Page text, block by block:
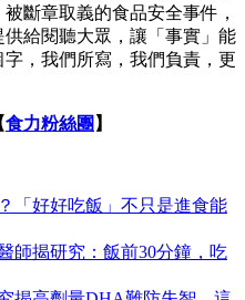
斷章取義的食品安全事件，
給閱聽大眾，讓「事實」能
，我們所寫，我們負責，更
食力粉絲團 】
「好好吃飯」不只是進食能
師揭研究：飯前30分鐘，吃